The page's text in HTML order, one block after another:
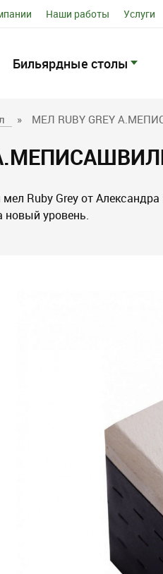
Наши работы Услуги
Бильярдные столы
» МЕЛ RUBY GREY
Ruby Grey от
новый уровень.